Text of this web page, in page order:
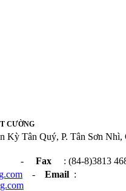
CƯỜNG
Kỳ Tân Quý, P. Tân Sơn Nhì,
- Fax
: (84-8)3813
- Email :